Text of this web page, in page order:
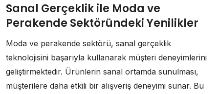
Sanal Gerçeklik ile Moda ve
Perakende Sektöründeki Yenilikler
Moda ve perakende sektörü, sanal gerçeklik
teknolojisini başarıyla kullanarak müşteri deneyimlerini
geliştirmektedir. Ürünlerin sanal ortamda sunulması,
müşterilere daha etkili bir alışveriş deneyimi sunar. Bu